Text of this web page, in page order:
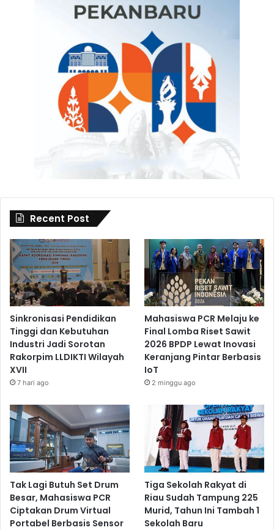
Recent Post
Sinkronisasi Pendidikan
Tinggi dan Kebutuhan
Industri Jadi Sorotan
Rakorpim LLDIKTI Wilayah
XVII
7 hari ago
Mahasiswa PCR Melaju ke
Final Lomba Riset Sawit
2026 BPDP Lewat Inovasi
Keranjang Pintar Berbasis
IoT
2 minggu ago
Tak Lagi Butuh Set Drum
Besar, Mahasiswa PCR
Ciptakan Drum Virtual
Portabel Berbasis Sensor
Tiga Sekolah Rakyat di
Riau Sudah Tampung 225
Murid, Tahun Ini Tambah 1
Sekolah Baru